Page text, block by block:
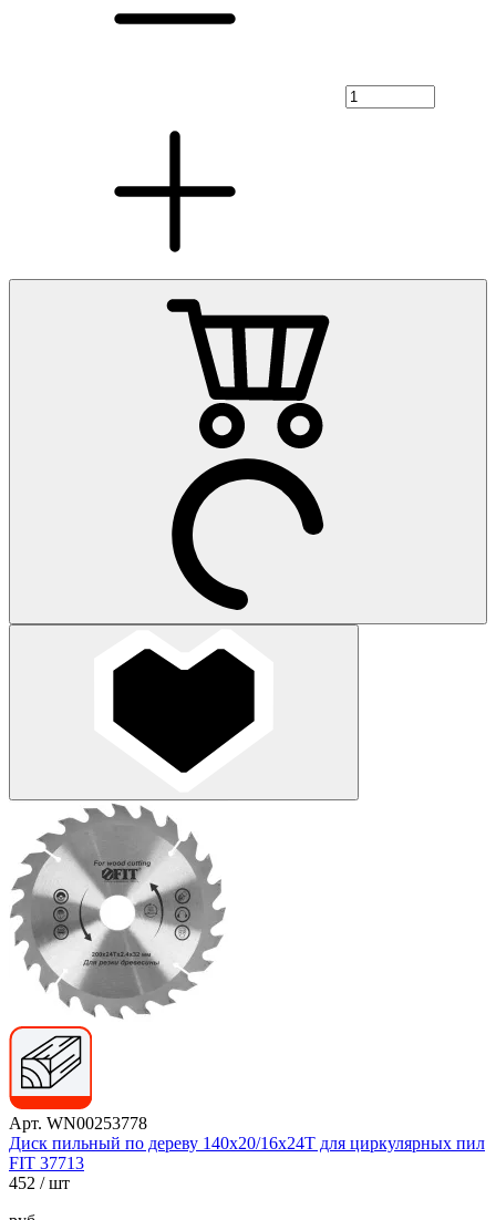
Арт. WN00253778
Диск пильный по дереву 140х20/16х24T для циркулярных пил
FIT 37713
452 / шт